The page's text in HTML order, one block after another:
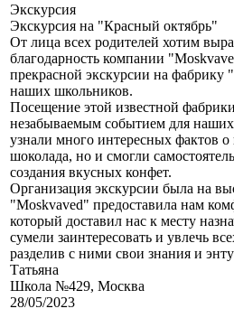
Экскурсия
Экскурсия на "Красный октябрь"
От лица всех родителей хотим
благодарность компании
прекрасной экскурсии на
наших школьников.
Посещение этой известной
незабываемым событием для
узнали много интересных фактов о
шоколада, но и смогли
создания вкусных конфет.
Организация экскурсии была на
"Moskvaved" предоставила нам
который доставил нас к месту
сумели заинтересовать и увлечь
разделив с ними свои знания и
Татьяна
Школа №429, Москва
28/05/2023